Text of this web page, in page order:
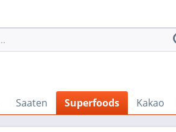
Saaten Superfoods Kakao